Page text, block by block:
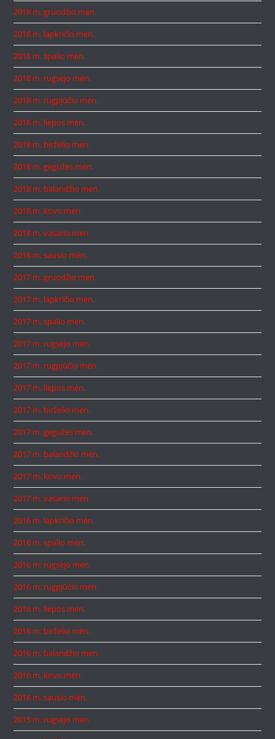
2018 m. gruodžio mėn.
2018 m. lapkričio mėn.
2018 m. spalio mėn.
2018 m. rugsėjo mėn.
2018 m. rugpjūčio mėn.
2018 m. liepos mėn.
2018 m. birželio mėn.
2018 m. gegužės mėn.
2018 m. balandžio mėn.
2018 m. kovo mėn.
2018 m. vasario mėn.
2018 m. sausio mėn.
2017 m. gruodžio mėn.
2017 m. lapkričio mėn.
2017 m. spalio mėn.
2017 m. rugsėjo mėn.
2017 m. rugpjūčio mėn.
2017 m. liepos mėn.
2017 m. birželio mėn.
2017 m. gegužės mėn.
2017 m. balandžio mėn.
2017 m. kovo mėn.
2017 m. vasario mėn.
2016 m. lapkričio mėn.
2016 m. spalio mėn.
2016 m. rugsėjo mėn.
2016 m. rugpjūčio mėn.
2016 m. liepos mėn.
2016 m. birželio mėn.
2016 m. balandžio mėn.
2016 m. kovo mėn.
2016 m. sausio mėn.
2015 m. rugsėjo mėn.